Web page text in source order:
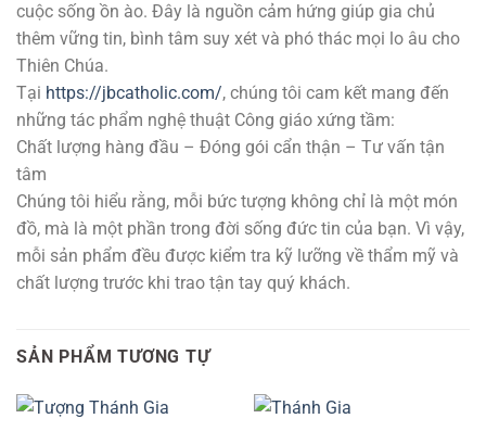
cuộc sống ồn ào. Đây là nguồn cảm hứng giúp gia chủ
thêm vững tin, bình tâm suy xét và phó thác mọi lo âu cho
Thiên Chúa.
Tại https://jbcatholic.com/, chúng tôi cam kết mang đến
những tác phẩm nghệ thuật Công giáo xứng tầm:
Chất lượng hàng đầu – Đóng gói cẩn thận – Tư vấn tận
tâm
Chúng tôi hiểu rằng, mỗi bức tượng không chỉ là một món
đồ, mà là một phần trong đời sống đức tin của bạn. Vì vậy,
mỗi sản phẩm đều được kiểm tra kỹ lưỡng về thẩm mỹ và
chất lượng trước khi trao tận tay quý khách.
SẢN PHẨM TƯƠNG TỰ